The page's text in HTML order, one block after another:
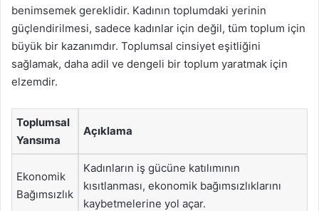
benimsemek gereklidir. Kadının toplumdaki yerinin
güçlendirilmesi, sadece kadınlar için değil, tüm toplum için
büyük bir kazanımdır. Toplumsal cinsiyet eşitliğini
sağlamak, daha adil ve dengeli bir toplum yaratmak için
elzemdir.
Toplumsal
Yansıma
Açıklama
Ekonomik
Bağımsızlık
Kadınların iş gücüne katılımının
kısıtlanması, ekonomik bağımsızlıklarını
kaybetmelerine yol açar.